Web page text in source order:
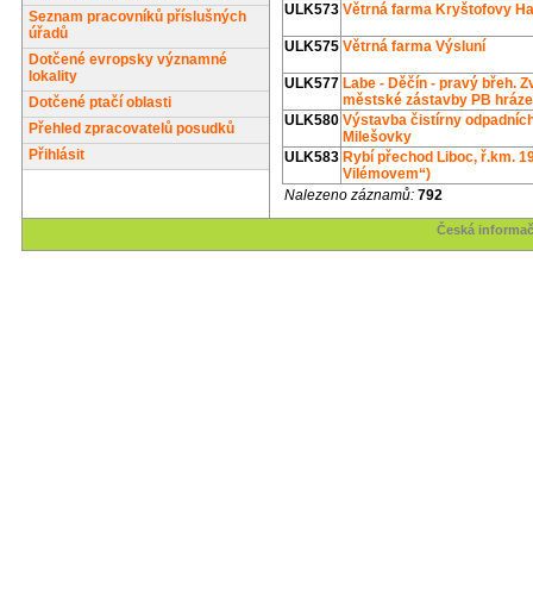
Seznam pracovníků příslušných
úřadů
Dotčené evropsky významné
lokality
Dotčené ptačí oblasti
Přehled zpracovatelů posudků
Přihlásit
ULK573 Větrná farma Kryštofovy
ULK575 Větrná farma Výsluní
ULK577 Labe - Děčín - pravý břeh.
městské zástavby PB
ULK580 Výstavba čistírny
Milešovky
ULK583 Rybí přechod Liboc, ř.km.
Vilémovem“)
Nalezeno záznamů: 792
Česká